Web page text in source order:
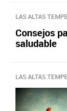
LAS ALTAS
Consejos
saludable
LAS ALTAS